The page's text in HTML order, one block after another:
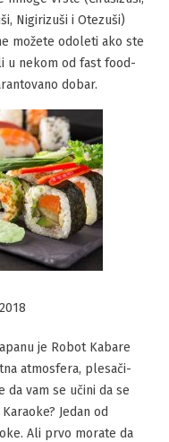
Nigirizuši i Otezuši)
možete odoleti ako ste
u nekom od fast food-
dobar.
je Robot Kabare
atmosfera, plesači-
vam se učini da se
Jedan od
Ali prvo morate da